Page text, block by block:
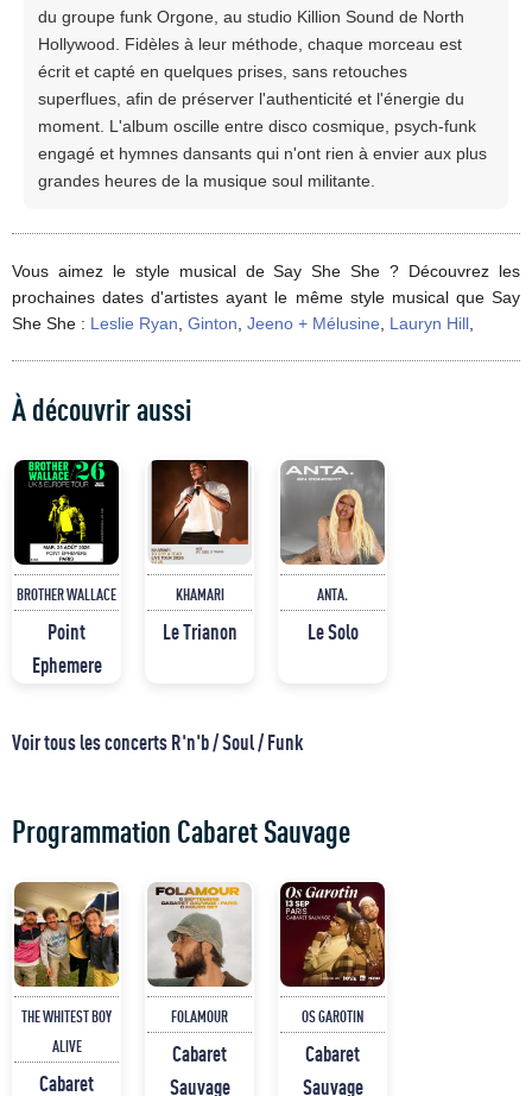
du groupe funk Orgone, au studio Killion Sound de North
Hollywood. Fidèles à leur méthode, chaque morceau est
écrit et capté en quelques prises, sans retouches
superflues, afin de préserver l'authenticité et l'énergie du
moment. L'album oscille entre disco cosmique, psych-funk
engagé et hymnes dansants qui n'ont rien à envier aux plus
grandes heures de la musique soul militante.
Vous aimez le style musical de Say She She ? Découvrez les
prochaines dates d'artistes ayant le même style musical que Say
She She : Leslie Ryan Ginton Jeeno + Mélusine Lauryn Hill
À découvrir aussi
BROTHER WALLACE
Point
Ephemere
KHAMARI
Le Trianon
ANTA.
Le Solo
Voir tous les concerts R'n'b / Soul / Funk
Programmation Cabaret Sauvage
THE WHITEST BOY
ALIVE
Cabaret
FOLAMOUR
Cabaret
Sauvage
OS GAROTIN
Cabaret
Sauvage